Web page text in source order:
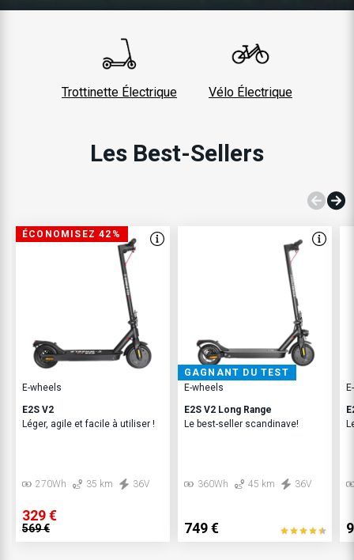
Trottinette Électrique Vélo Électrique
Les Best-Sellers
ÉCONOMISEZ 42%
E-wheels
E2S V2
Léger, agile et facile à utiliser !
270Wh 35 km 36V
329 €
569 €
GAGNANT DU TEST
E-wheels
E2S V2 Long Range
Le best-seller scandinave!
360Wh 45 km 36V
749 €